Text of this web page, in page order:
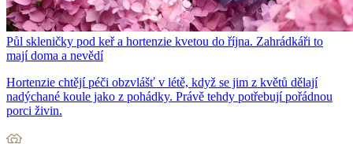
Půl skleničky pod keř a hortenzie kvetou do října. Zahrádkáři to
mají doma a nevědí
Hortenzie chtějí péči obzvlášť v létě, když se jim z květů dělají
nadýchané koule jako z pohádky. Právě tehdy potřebují pořádnou
porci živin.